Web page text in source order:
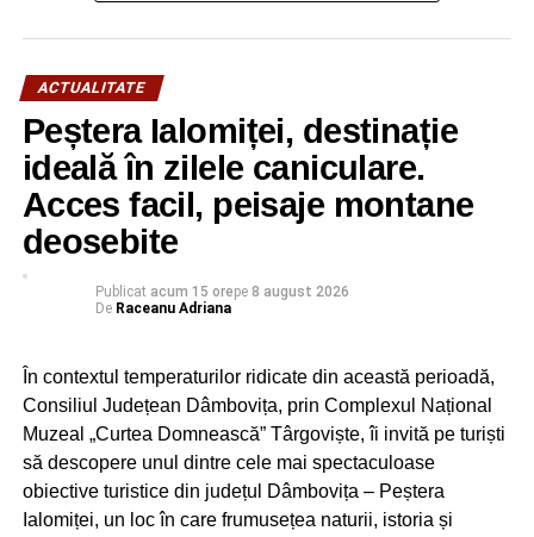
ACTUALITATE
Peștera Ialomiței, destinație
ideală în zilele caniculare.
Acces facil, peisaje montane
deosebite
Publicat acum 15 orepe 8 august 2026
De Raceanu Adriana
În contextul temperaturilor ridicate din această perioadă,
Consiliul Județean Dâmbovița, prin Complexul Național
Muzeal „Curtea Domnească” Târgoviște, îi invită pe turiști
să descopere unul dintre cele mai spectaculoase
obiective turistice din județul Dâmbovița – Peștera
Ialomiței, un loc în care frumusețea naturii, istoria și